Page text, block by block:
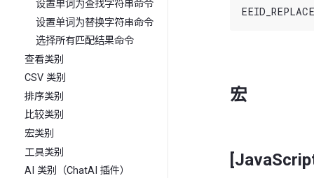
设置单词为查找字符串命令
设置单词为替换字符串命令
选择所有匹配结果命令
查看类别
CSV 类别
排序类别
比较类别
宏类别
工具类别
AI 类别（ChatAI 插件）
宏